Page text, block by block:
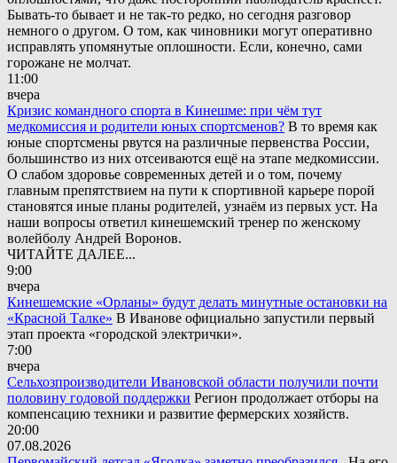
Бывать-то бывает и не так-то редко, но сегодня разговор
немного о другом. О том, как чиновники могут оперативно
исправлять упомянутые оплошности. Если, конечно, сами
горожане не молчат.
11:00
вчера
Кризис командного спорта в Кинешме: при чём тут
медкомиссия и родители юных спортсменов? В то время как
юные спортсмены рвутся на различные первенства России,
большинство из них отсеиваются ещё на этапе медкомиссии.
О слабом здоровье современных детей и о том, почему
главным препятствием на пути к спортивной карьере порой
становятся иные планы родителей, узнаём из первых уст. На
наши вопросы ответил кинешемский тренер по женскому
волейболу Андрей Воронов.
ЧИТАЙТЕ ДАЛЕЕ...
9:00
вчера
Кинешемские «Орланы» будут делать минутные остановки на
«Красной Талке» В Иванове официально запустили первый
этап проекта «городской электрички».
7:00
вчера
Сельхозпроизводители Ивановской области получили почти
половину годовой поддержки Регион продолжает отборы на
компенсацию техники и развитие фермерских хозяйств.
20:00
07.08.2026